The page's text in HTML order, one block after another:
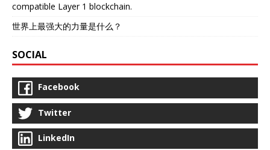
compatible Layer 1 blockchain.
世界上最强大的力量是什么？
SOCIAL
Facebook
Twitter
LinkedIn